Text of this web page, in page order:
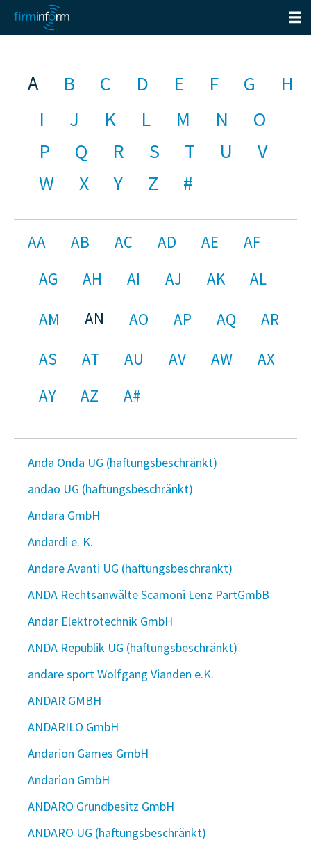
A B C D E F G
H
I
J K L M N
O
P
Q R S T U
V
W
X Y Z #
AA AB AC AD AE
AF
AG
AH AI AJ AK
AL
AM
AN AO AP AQ
AR
AS
AT AU AV AW
AX
AY
AZ A#
Anda Onda UG (haftungsbeschränkt)
andao UG (haftungsbeschränkt)
Andara GmbH
Andardi e. K.
Andare Avanti UG (haftungsbeschränkt)
ANDA Rechtsanwälte Scamoni Lenz PartGmbB
Andar Elektrotechnik GmbH
ANDA Republik UG (haftungsbeschränkt)
andare sport Wolfgang Vianden e.K.
ANDAR GMBH
ANDARILO GmbH
Andarion Games GmbH
Andarion GmbH
ANDARO Grundbesitz GmbH
ANDARO UG (haftungsbeschränkt)